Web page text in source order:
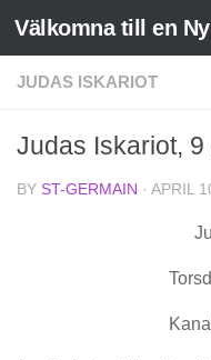
Skip to content
JUDAS ISKARIOT
Judas Iskariot,
BY ST-GERMAIN · APRIL